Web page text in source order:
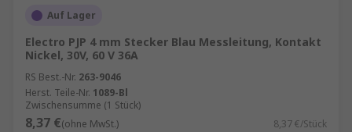
Auf Lager
Electro PJP 4 mm Stecker Blau Messleitung, Kontakt
Nickel, 30V, 60 V 36A
RS Best.-Nr. 263-9046
Herst. Teile-Nr. 1089-Bl
Zwischensumme (1 Stück)
8,37 €(ohne MwSt.) 8,37 €/Stück